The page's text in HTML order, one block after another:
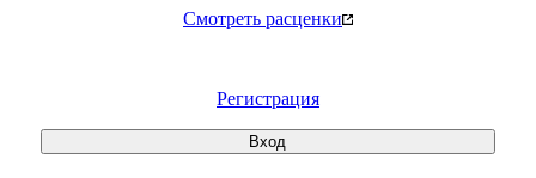
Смотреть расценки
Регистрация
Вход